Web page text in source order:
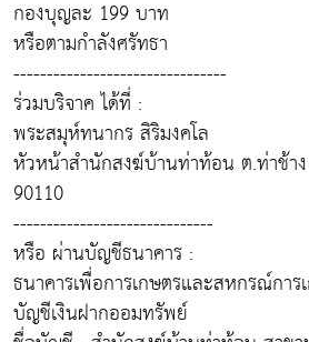
กองบุญละ 199 บาท
หรือตามกำลังศรัทธา
--------------------------------
ร่วมบริจาค ได้ที่ :
พระสมุห์ทนากร สิริมงคโล
หัวหน้าสำนักสงฆ์บ้านท่าท้อน ต.ท่าช้า
90110
------------------------------
หรือ ผ่านบัญชีธนาคาร :
ธนาคารเพื่อการเกษตรและสหกรณ์การ
บัญชีเงินฝากออมทรัพย์